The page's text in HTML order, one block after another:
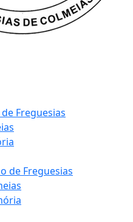
Freguesias
de Freguesias